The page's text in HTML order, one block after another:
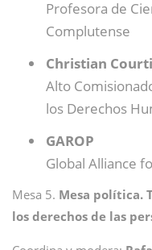
Profesora de
Complutense
Christian
Alto
los Derechos
GAROP
Global Alliance
Mesa 5. Mesa política.
los derechos de las